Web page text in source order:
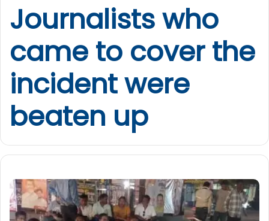
Journalists who
came to cover the
incident were
beaten up